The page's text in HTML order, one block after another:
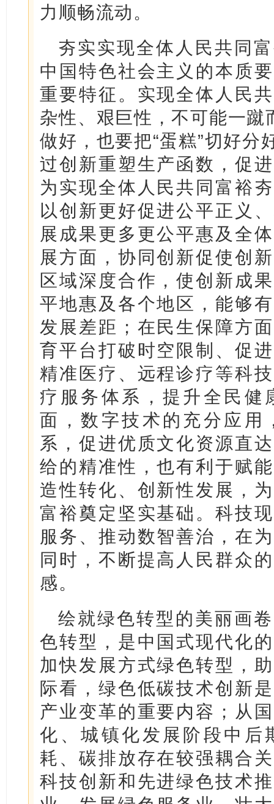
力顺畅流动。
夯实实现全体人民共同
中国特色社会主义的本质
重要特征。实现全体人民
杂性、艰巨性，不可能一蹴
做好，也要把“蛋糕”切好分
过创新重塑生产函数，促
为实现全体人民共同富裕
以创新更好促进公平正义
展成果更多更公平惠及全
展方面，协同创新促使创
区域深度合作，使创新成
平地惠及各个地区，能够
发展差距；在民生保障方
育平台打破时空限制、促
精准医疗、远程诊疗等科
疗服务体系，提升全民健
面，数字技术的充分应用
系，促进优质文化资源直
给的精准性，也有利于赋
造性转化、创新性发展，
富裕奠定坚实基础。科技
服务、推动数智善治，在
同时，不断提高人民群众
感。
绘就绿色转型的美丽画
色转型，是中国式现代化
加快发展方式绿色转型，
际看，绿色低碳技术创新
产业变革的重要内容；从
化、城镇化发展阶段中后
耗、碳排放存在较强耦合
科技创新和先进绿色技术